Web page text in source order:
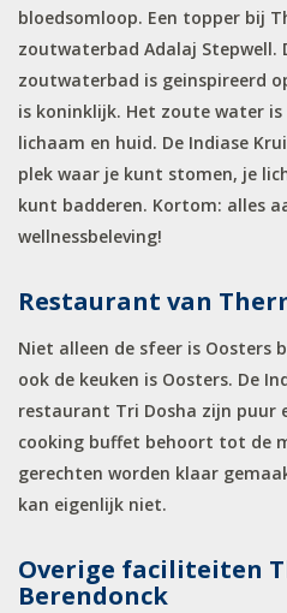
bloedsomloop. Een topper bij
zoutwaterbad Adalaj Stepwell.
zoutwaterbad is geinspireerd
is koninklijk. Het zoute water is
lichaam en huid. De Indiase
plek waar je kunt stomen, je
kunt badderen. Kortom: alles
wellnessbeleving!
Restaurant van
Niet alleen de sfeer is Oosters
ook de keuken is Oosters. De
restaurant Tri Dosha zijn puur
cooking buffet behoort tot de
gerechten worden klaar
kan eigenlijk niet.
Overige faciliteiten
Berendonck